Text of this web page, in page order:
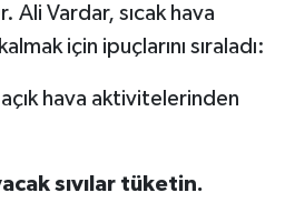
Ali Vardar, sıcak hava
için ipuçlarını sıraladı:
hava aktivitelerinden
sıvılar tüketin.